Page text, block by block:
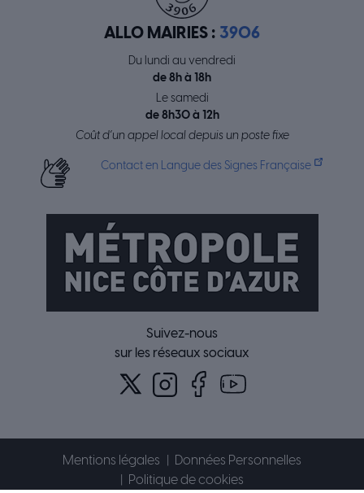
ALLO MAIRIES : 3906
Du lundi au vendredi
de 8h à 18h
Le samedi
de 8h30 à 12h
Coût d’un appel local depuis un poste fixe
Contact en Langue des Signes Française
Suivez-nous
sur les réseaux sociaux
Mentions légales
Données Personnelles
Politique de cookies